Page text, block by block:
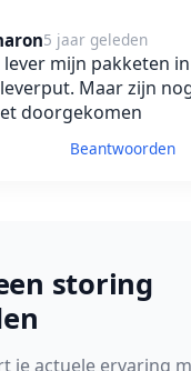
5 jaar geleden
lever mijn pakketen
Maar zijn
doorgekomen
Beantwoorden
storing
je actuele ervaring